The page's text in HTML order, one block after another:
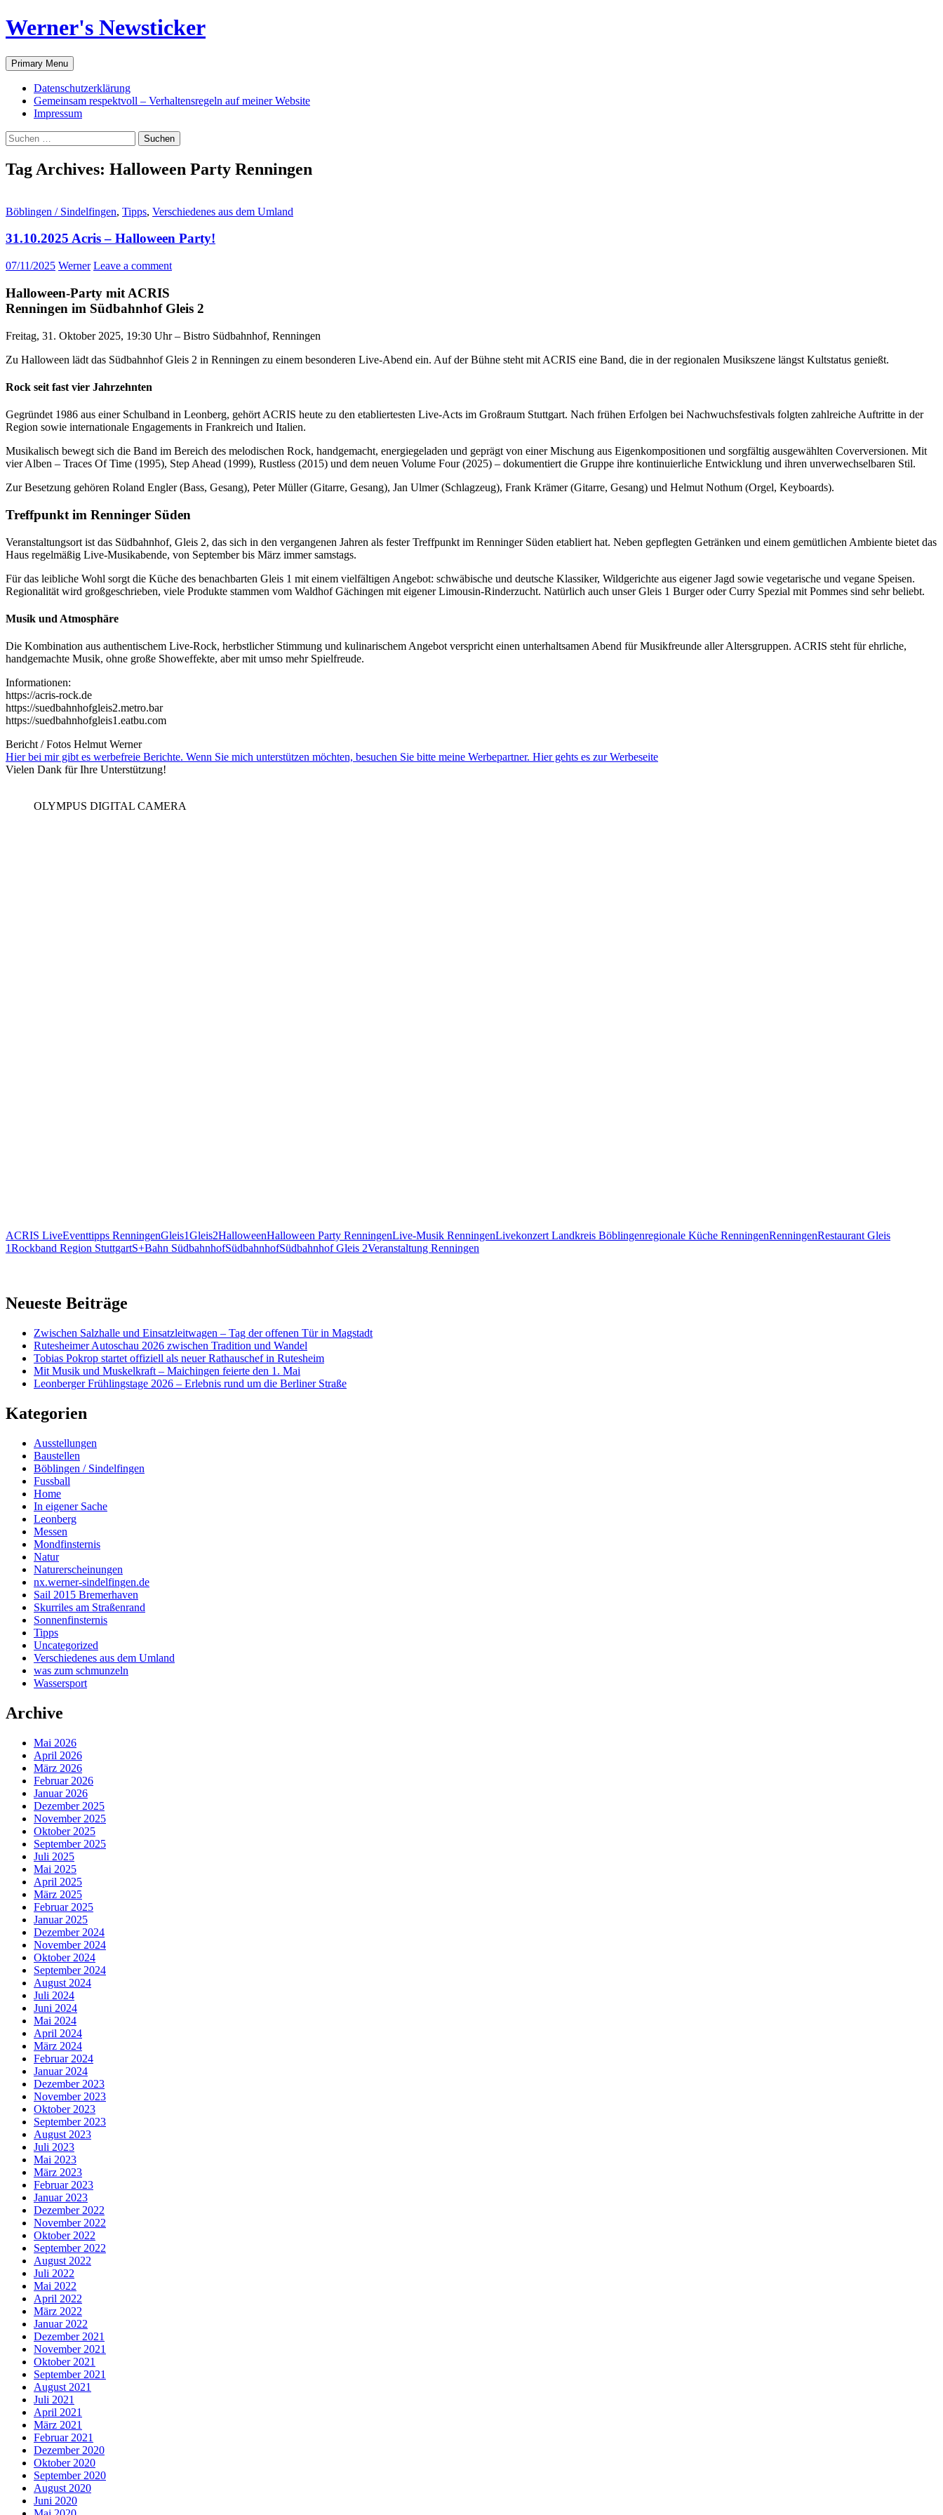
Werner's Newsticker
Search
Primary Menu Skip
to
content
Datenschutzerklärung
Gemeinsam respektvoll – Verhaltensregeln auf meiner Website
Impressum
Suche
nach:
Tag Archives: Halloween Party Renningen
Böblingen / Sindelfingen, Tipps, Verschiedenes aus dem Umland
31.10.2025 Acris – Halloween Party!
07/11/2025 Werner Leave a comment
Halloween-Party mit ACRIS
Renningen im Südbahnhof Gleis 2
Freitag, 31. Oktober 2025, 19:30 Uhr – Bistro Südbahnhof, Renningen
Zu Halloween lädt das Südbahnhof Gleis 2 in Renningen zu einem besonderen Live-Abend ein. Auf der Bühne steht mit ACRIS eine Band, die in der regionalen Musikszene längst Kultstatus genießt.
Rock seit fast vier Jahrzehnten
Gegründet 1986 aus einer Schulband in Leonberg, gehört ACRIS heute zu den etabliertesten Live-Acts im Großraum Stuttgart. Nach frühen Erfolgen bei Nachwuchsfestivals folgten zahlreiche Auftritte in der
Region sowie internationale Engagements in Frankreich und Italien.
Musikalisch bewegt sich die Band im Bereich des melodischen Rock, handgemacht, energiegeladen und geprägt von einer Mischung aus Eigenkompositionen und sorgfältig ausgewählten Coverversionen. Mit
vier Alben – Traces Of Time (1995), Step Ahead (1999), Rustless (2015) und dem neuen Volume Four (2025) – dokumentiert die Gruppe ihre kontinuierliche Entwicklung und ihren unverwechselbaren Stil.
Zur Besetzung gehören Roland Engler (Bass, Gesang), Peter Müller (Gitarre, Gesang), Jan Ulmer (Schlagzeug), Frank Krämer (Gitarre, Gesang) und Helmut Nothum (Orgel, Keyboards).
Treffpunkt im Renninger Süden
Veranstaltungsort ist das Südbahnhof, Gleis 2, das sich in den vergangenen Jahren als fester Treffpunkt im Renninger Süden etabliert hat. Neben gepflegten Getränken und einem gemütlichen Ambiente bietet das
Haus regelmäßig Live-Musikabende, von September bis März immer samstags.
Für das leibliche Wohl sorgt die Küche des benachbarten Gleis 1 mit einem vielfältigen Angebot: schwäbische und deutsche Klassiker, Wildgerichte aus eigener Jagd sowie vegetarische und vegane Speisen.
Regionalität wird großgeschrieben, viele Produkte stammen vom Waldhof Gächingen mit eigener Limousin-Rinderzucht. Natürlich auch unser Gleis 1 Burger oder Curry Spezial mit Pommes sind sehr beliebt.
Musik und Atmosphäre
Die Kombination aus authentischem Live-Rock, herbstlicher Stimmung und kulinarischem Angebot verspricht einen unterhaltsamen Abend für Musikfreunde aller Altersgruppen. ACRIS steht für ehrliche,
handgemachte Musik, ohne große Showeffekte, aber mit umso mehr Spielfreude.
Informationen:
https://acris-rock.de
https://suedbahnhofgleis2.metro.bar
https://suedbahnhofgleis1.eatbu.com
Bericht / Fotos Helmut Werner
Hier bei mir gibt es werbefreie Berichte. Wenn Sie mich unterstützen möchten, besuchen Sie bitte meine Werbepartner. Hier gehts es zur Werbeseite
Vielen Dank für Ihre Unterstützung!
OLYMPUS DIGITAL CAMERA
ACRIS LiveEventtipps RenningenGleis1Gleis2HalloweenHalloween Party RenningenLive-Musik RenningenLivekonzert Landkreis Böblingenregionale Küche RenningenRenningenRestaurant Gleis
1Rockband Region StuttgartS+Bahn SüdbahnhofSüdbahnhofSüdbahnhof Gleis 2Veranstaltung Renningen
Neueste Beiträge
Zwischen Salzhalle und Einsatzleitwagen – Tag der offenen Tür in Magstadt
Rutesheimer Autoschau 2026 zwischen Tradition und Wandel
Tobias Pokrop startet offiziell als neuer Rathauschef in Rutesheim
Mit Musik und Muskelkraft – Maichingen feierte den 1. Mai
Leonberger Frühlingstage 2026 – Erlebnis rund um die Berliner Straße
Kategorien
Ausstellungen
Baustellen
Böblingen / Sindelfingen
Fussball
Home
In eigener Sache
Leonberg
Messen
Mondfinsternis
Natur
Naturerscheinungen
nx.werner-sindelfingen.de
Sail 2015 Bremerhaven
Skurriles am Straßenrand
Sonnenfinsternis
Tipps
Uncategorized
Verschiedenes aus dem Umland
was zum schmunzeln
Wassersport
Archive
Mai 2026
April 2026
März 2026
Februar 2026
Januar 2026
Dezember 2025
November 2025
Oktober 2025
September 2025
Juli 2025
Mai 2025
April 2025
März 2025
Februar 2025
Januar 2025
Dezember 2024
November 2024
Oktober 2024
September 2024
August 2024
Juli 2024
Juni 2024
Mai 2024
April 2024
März 2024
Februar 2024
Januar 2024
Dezember 2023
November 2023
Oktober 2023
September 2023
August 2023
Juli 2023
Mai 2023
März 2023
Februar 2023
Januar 2023
Dezember 2022
November 2022
Oktober 2022
September 2022
August 2022
Juli 2022
Mai 2022
April 2022
März 2022
Januar 2022
Dezember 2021
November 2021
Oktober 2021
September 2021
August 2021
Juli 2021
April 2021
März 2021
Februar 2021
Dezember 2020
Oktober 2020
September 2020
August 2020
Juni 2020